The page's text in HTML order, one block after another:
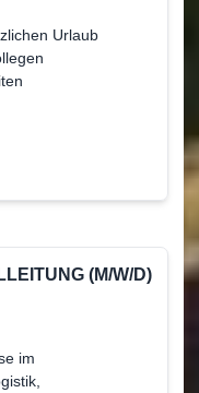
Urlaub
(M/W/D)
im